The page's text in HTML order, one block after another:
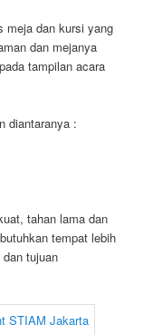
meja dan kursi yang
dan mejanya
tampilan acara
diantaranya :
tahan lama dan
tempat lebih
tujuan